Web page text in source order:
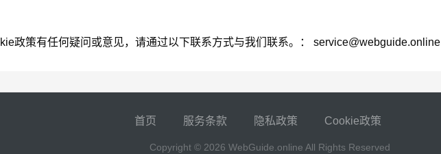
政策有任何疑问或意见，请通过以下联系方式与我们联系。： service@webguide.online
首页 服务条款 隐私政策 Cookie政策
Copyright © 2026 WebGuide.online All Rights Reserved